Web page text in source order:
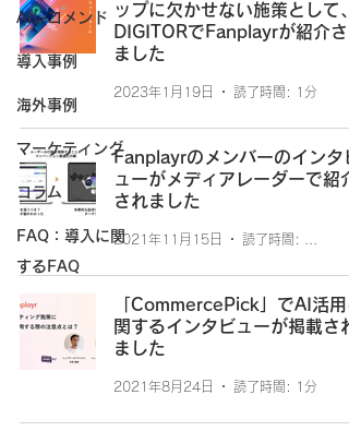
AIレコメンド
導入事例
海外事例
マーケティング
コラム
FAQ：導入に関
するFAQ
ップに欠かせない施策として、
DIGITORでFanplayrが紹介さ
ました
2023年1月19日 読了時間: 1分
Fanplayrのメンバーのインタ
ューがメディアレーダーで紹介
されました
2021年11月15日
「CommercePick」でAI活用
関するインタビューが掲載され
ました
2021年8月24日 読了時間: 1分